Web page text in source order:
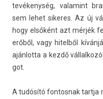
tevékenység, valamint
sem lehet sikeres. Az új
hogy elsőként azt mérjék
erőből, vagy hitel­ből
aján­lotta a kezdő
got.
A tudósító fon­tosnak tartja